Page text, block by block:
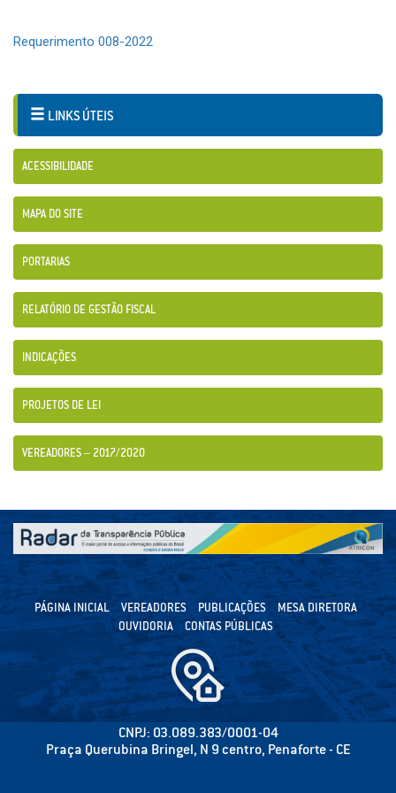
Requerimento 008-2022
LINKS ÚTEIS
ACESSIBILIDADE
MAPA DO SITE
PORTARIAS
RELATÓRIO DE GESTÃO FISCAL
INDICAÇÕES
PROJETOS DE LEI
VEREADORES – 2017/2020
PÁGINA INICIAL VEREADORES PUBLICAÇÕES
MESA DIRETORA
OUVIDORIA
CONTAS PÚBLICAS
CNPJ: 03.089.383/0001-04
Praça Querubina Bringel, N 9 centro, Penaforte - CE